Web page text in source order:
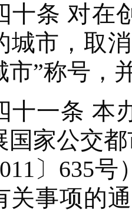
对在创
城市，取
市”称号，
条 本办
国家公交
〕635
关事项的